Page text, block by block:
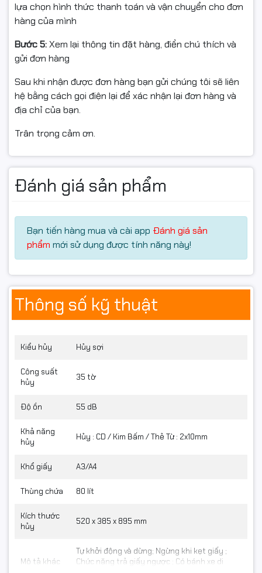
lựa chọn hình thức thanh toán và vận chuyển cho đơn
hàng của mình
Bước 5:Xem lại thông tin đặt hàng, điền chú thích và
gửi đơn hàng
Sau khi nhận được đơn hàng bạn gửi chúng tôi sẽ liên
hệ bằng cách gọi điện lại để xác nhận lại đơn hàng và
địa chỉ của bạn.
Trân trọng cảm ơn.
Đánh giá sản phẩm
Bạn tiến hàng mua và cài app Đánh giá sản
phẩm mới sử dụng được tính năng này!
Thông số kỹ thuật
Kiểu hủy Hủy sợi
Công suất
hủy
35 tờ
Độ ồn 55 dB
Khả năng
hủy
Hủy : CD / Kim Bấm / Thẻ Từ : 2x10mm
Khổ giấy A3/A4
Thùng chứa 80 lít
Kích thước
hủy
520 x 385 x 895 mm
Mô tả khác
Tự khởi động và dừng; Ngừng khi kẹt giấy ;
Chức năng trả giấy ngược ; Có bánh xe di